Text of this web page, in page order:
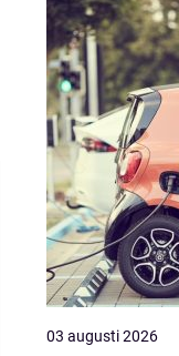
03 augusti 2026